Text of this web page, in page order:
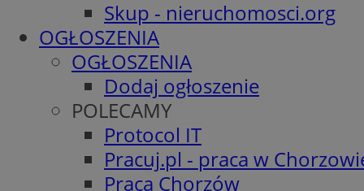
Skup - nieruchomosci.org
OGŁOSZENIA
OGŁOSZENIA
Dodaj ogłoszenie
POLECAMY
Protocol IT
Pracuj.pl - praca w
Praca Chorzów